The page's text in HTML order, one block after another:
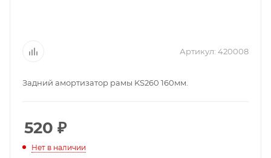
Артикул: 420008
Задний амортизатор рамы KS260 160мм.
520 ₽
Нет в наличии